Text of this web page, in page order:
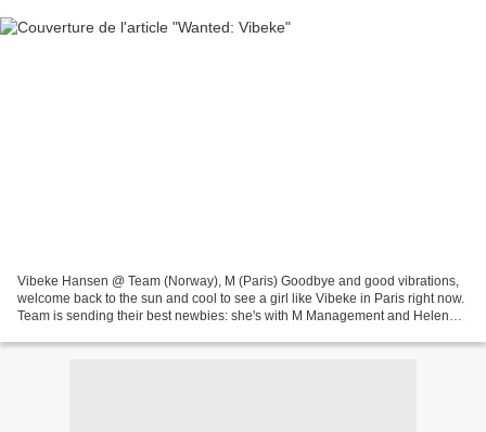
Vibeke Hansen @ Team (Norway), M (Paris) Goodbye and good vibrations,
welcome back to the sun and cool to see a girl like Vibeke in Paris right now.
Team is sending their best newbies: she's with M Management and Helene